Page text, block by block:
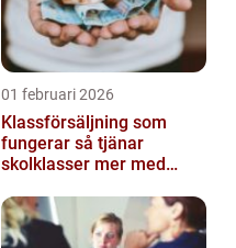
01 februari 2026
Klassförsäljning som
fungerar så tjänar
skolklasser mer med